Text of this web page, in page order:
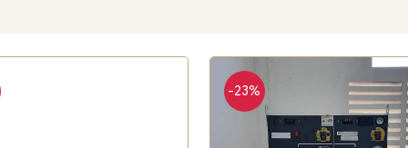
-23%